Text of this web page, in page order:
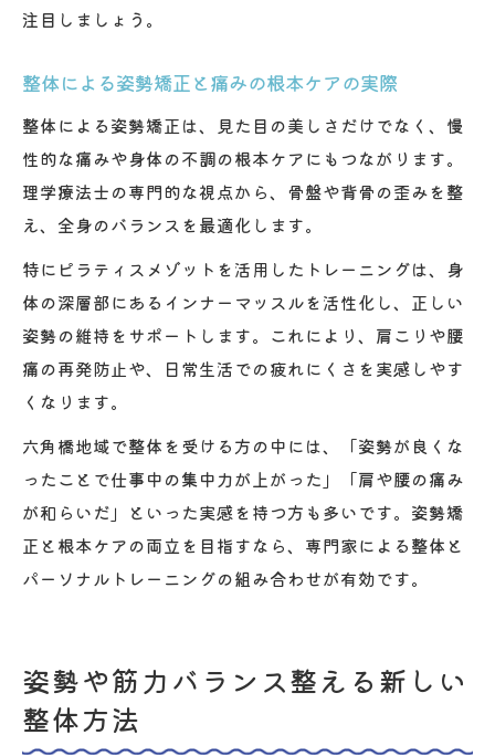
注目しましょう。
整体による姿勢矯正と痛みの根本ケアの実際
整体による姿勢矯正は、見た目の美しさだけでなく、慢
性的な痛みや身体の不調の根本ケアにもつながります。
理学療法士の専門的な視点から、骨盤や背骨の歪みを整
え、全身のバランスを最適化します。
特にピラティスメゾットを活用したトレーニングは、身
体の深層部にあるインナーマッスルを活性化し、正しい
姿勢の維持をサポートします。これにより、肩こりや腰
痛の再発防止や、日常生活での疲れにくさを実感しやす
くなります。
六角橋地域で整体を受ける方の中には、「姿勢が良くな
ったことで仕事中の集中力が上がった」「肩や腰の痛み
が和らいだ」といった実感を持つ方も多いです。姿勢矯
正と根本ケアの両立を目指すなら、専門家による整体と
パーソナルトレーニングの組み合わせが有効です。
姿勢や筋力バランス整える新しい
整体方法